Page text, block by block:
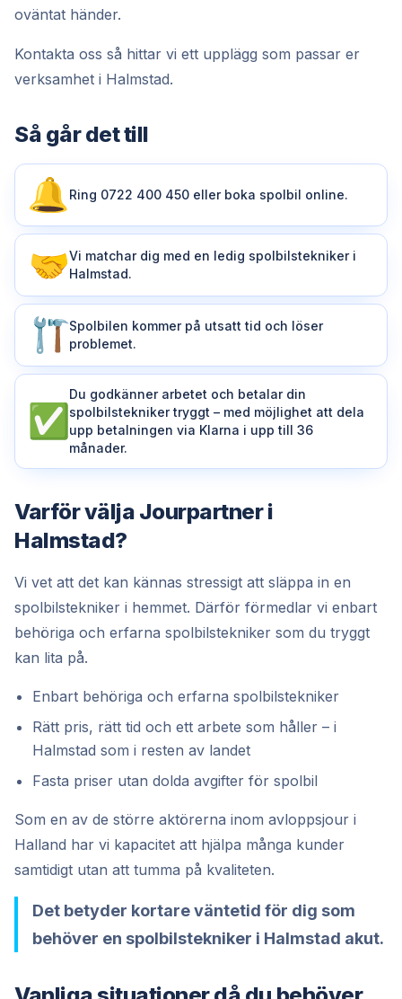
oväntat händer.
Kontakta oss så hittar vi ett upplägg som passar er
verksamhet i Halmstad.
Så går det till
Ring 0722 400 450 eller boka spolbil online.
Vi matchar dig med en ledig spolbilstekniker i
Halmstad.
Spolbilen kommer på utsatt tid och löser
problemet.
Du godkänner arbetet och betalar din
spolbilstekniker tryggt – med möjlighet att dela
upp betalningen via Klarna i upp till 36
månader.
Varför välja Jourpartner i
Halmstad?
Vi vet att det kan kännas stressigt att släppa in en
spolbilstekniker i hemmet. Därför förmedlar vi enbart
behöriga och erfarna spolbilstekniker som du tryggt
kan lita på.
Enbart behöriga och erfarna spolbilstekniker
Rätt pris, rätt tid och ett arbete som håller – i
Halmstad som i resten av landet
Fasta priser utan dolda avgifter för spolbil
Som en av de större aktörerna inom avloppsjour i
Halland har vi kapacitet att hjälpa många kunder
samtidigt utan att tumma på kvaliteten.
Det betyder kortare väntetid för dig som
behöver en spolbilstekniker i Halmstad akut.